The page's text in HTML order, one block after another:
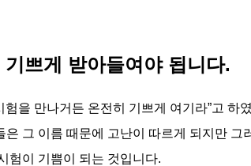
쁘게 받아들여야 됩니다.
을 만나거든 온전히 기쁘게 여기라”고
그 이름 때문에 고난이 따르게 되지만
험이 기쁨이 되는 것입니다.